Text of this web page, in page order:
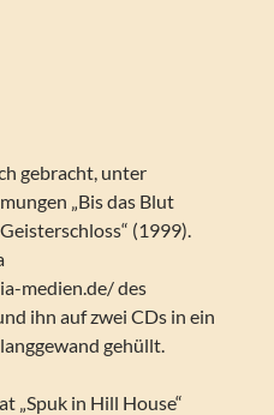
gebracht, unter
„Bis das Blut
(1999).
medien.de/ des
ihn auf zwei CDs in ein
gehüllt.
„Spuk in Hill House“